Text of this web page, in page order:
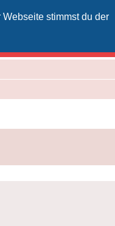
stimmst du der